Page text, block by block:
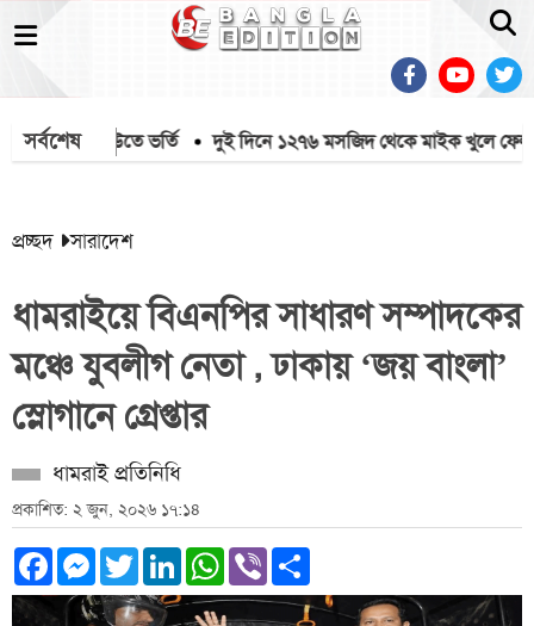
সর্বশেষ
আইসিইউতে ভর্তি দুই দিনে ১২৭৬ মসজিদ থেকে মাইক খুলে ফেলল
প্রচ্ছদ সারাদেশ
ধামরাইয়ে বিএনপির সাধারণ সম্পাদকের
মঞ্চে যুবলীগ নেতা , ঢাকায় ‘জয় বাংলা’
স্লোগানে গ্রেপ্তার
ধামরাই প্রতিনিধি
প্রকাশিত: ২ জুন, ২০২৬ ১৭:১৪
Facebook
Messenger
TwitterLinkedInWhatsApp
Viber